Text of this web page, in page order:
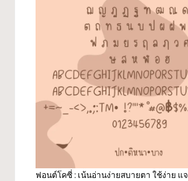
ฟอนต์โคซี่ : เน้นอ่านง่ายสบายตา ใช้ง่าย แ